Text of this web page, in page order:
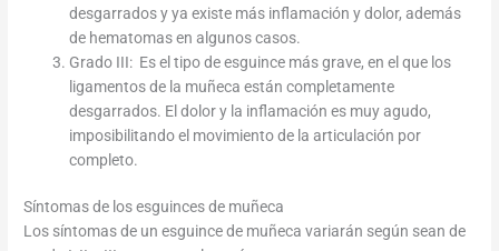
desgarrados y ya existe más inflamación y dolor, además
de hematomas en algunos casos.
Grado III: Es el tipo de esguince más grave, en el que los
ligamentos de la muñeca están completamente
desgarrados. El dolor y la inflamación es muy agudo,
imposibilitando el movimiento de la articulación por
completo.
Síntomas de los esguinces de muñeca
Los síntomas de un esguince de muñeca variarán según sean de